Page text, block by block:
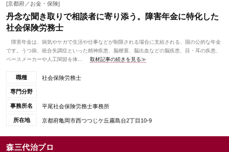
[京都府／お金・保険]
丹念な聞き取りで相談者に寄り添う。障害年金に特化した
社会保険労務士
障害年金は、病気やケガで生活や仕事などが制限される場合に支給される、国の公的な年金
です。うつ病、統合失調症といった精神疾患、脳梗塞、脳出血などの脳疾患、目・耳の疾患、
ペースメーカーや人工関節を体...
取材記事の続きを見る≫
職種 社会保険労務士
専門分野
事務所名 平尾社会保険労務士事務所
所在地 京都府亀岡市西つつじケ丘霧島台2丁目10-9
森三代治プロ